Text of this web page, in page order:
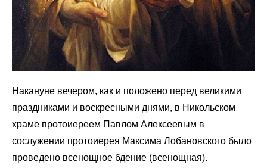
Накануне вечером, как и положено перед великими
праздниками и воскресными днями, в Никольском
храме протоиереем Павлом Алексеевым в
сослужении протоиерея Максима Лобановского было
проведено всенощное бдение (всенощная).